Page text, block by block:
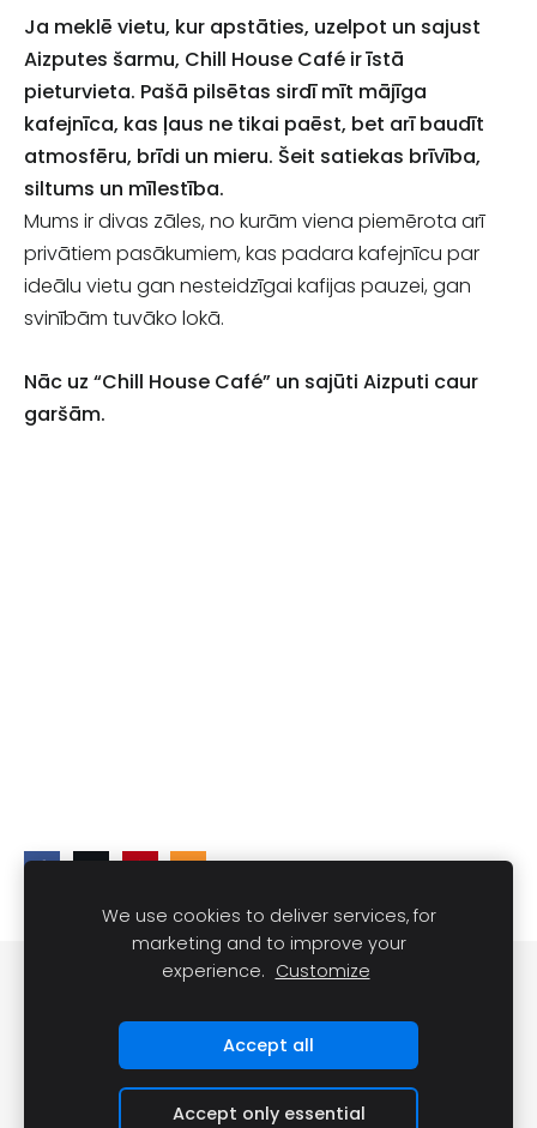
Ja meklē vietu, kur apstāties, uzelpot un sajust
Aizputes šarmu, Chill House Café ir īstā
pieturvieta. Pašā pilsētas sirdī mīt mājīga
kafejnīca, kas ļaus ne tikai paēst, bet arī baudīt
atmosfēru, brīdi un mieru. Šeit satiekas brīvība,
siltums un mīlestība.
Mums ir divas zāles, no kurām viena piemērota arī
privātiem pasākumiem, kas padara kafejnīcu par
ideālu vietu gan nesteidzīgai kafijas pauzei, gan
svinībām tuvāko lokā.
Nāc uz “Chill House Café” un sajūti Aizputi caur
garšām.
DARĪT UN REDZĒT Sīkdatnes
We use cookies to deliver services, for
marketing and to improve your
experience. Customize
Accept all
Accept only essential